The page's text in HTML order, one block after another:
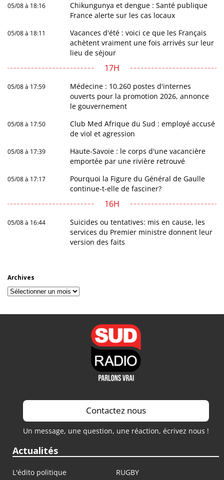
05/08 à 18:16
Chikungunya et dengue : Santé publique
France alerte sur les cas locaux
05/08 à 18:11
Vacances d'été : voici ce que les Français
achètent vraiment une fois arrivés sur leur
lieu de séjour
17H
05/08 à 17:59
Médecine : 10.260 postes d'internes
ouverts pour la promotion 2026, annonce
le gouvernement
05/08 à 17:50
Club Med Afrique du Sud : employé accusé
de viol et agression
05/08 à 17:39
Haute-Savoie : le corps d'une vacancière
emportée par une rivière retrouvé
05/08 à 17:17
Pourquoi la Figure du Général de Gaulle
continue-t-elle de fasciner?
16H
05/08 à 16:44
Suicides ou tentatives: mis en cause, les
services du Premier ministre donnent leur
version des faits
Archives
Archives
Contactez nous
Un message, une question, une réaction, écrivez nous !
Actualités
L'édito politique
RUGBY